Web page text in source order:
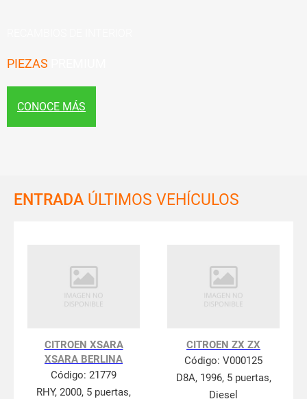
PIEZAS
CONOCE MÁS
ENTRADA ÚLTIMOS VEHÍCULOS
CITROEN XSARA
XSARA BERLINA
Código: 21779
RHY, 2000, 5 puertas,
CITROEN ZX ZX
Código: V000125
D8A, 1996, 5 puertas,
Diesel